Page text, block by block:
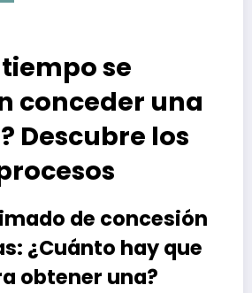
se
conceder una
Descubre los
de concesión
¿Cuánto hay que
obtener una?